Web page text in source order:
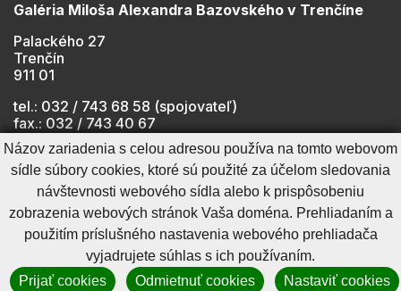
Galéria Miloša Alexandra Bazovského v Trenčíne
Palackého 27
Trenčín
911 01
tel.: 032 / 743 68 58 (spojovateľ)
fax.: 032 / 743 40 67
e-mail:
info@gmab.sk
Cookies nastavenie
Ochrana osobných údajov
Cookies - viac informácií
Vyhlásenie o prístupnosti
Technický prevádzkovateľ
Správca obsahu
GenerujeCMS BUXUS
Názov zariadenia s celou adresou používa na tomto webovom
sídle súbory cookies, ktoré sú použité za účelom sledovania
návštevnosti webového sídla alebo k prispôsobeniu
zobrazenia webových stránok Vaša doména. Prehliadaním a
použitím príslušného nastavenia webového prehliadača
vyjadrujete súhlas s ich používaním.
Prijať cookies
Odmietnuť cookies Nastaviť cookies